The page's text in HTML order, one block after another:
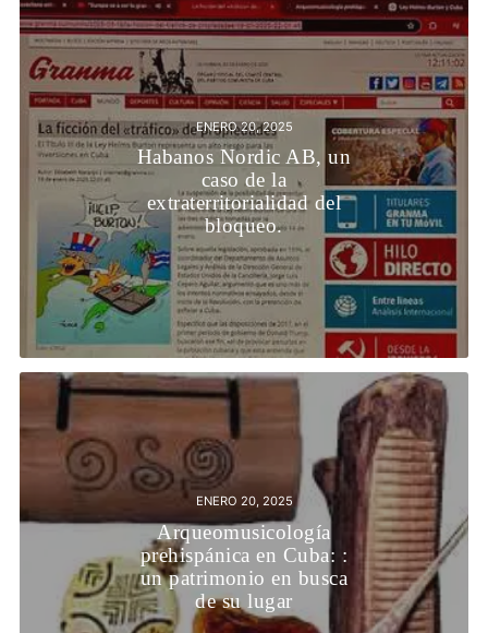
ENERO 20, 2025
Habanos Nordic AB, un
caso de la
extraterritorialidad del
bloqueo.
ENERO 20, 2025
Arqueomusicología
prehispánica en Cuba: :
un patrimonio en busca
de su lugar